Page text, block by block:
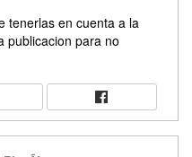
tenerlas en cuenta a la
publicacion para no